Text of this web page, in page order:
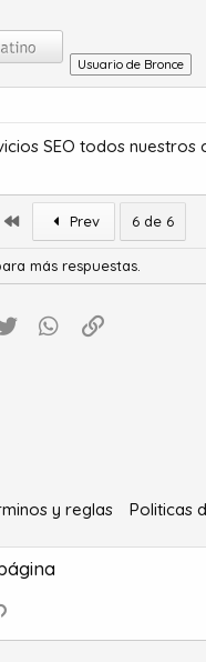
Usuario de Bronce
SEO todos nuestros
PrimeroPrev 6 de 6
más respuestas.
Twitter WhatsApp
y reglas
Politicas